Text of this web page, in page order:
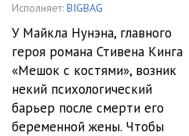
Исполняет: BIGBAG
У Майкла Нунэна, главного
героя романа Стивена Кинга
«Мешок с костями», возник
некий психологический
барьер после смерти его
беременной жены. Чтобы